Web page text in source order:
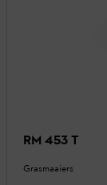
RM 453 T
Grasmaaiers